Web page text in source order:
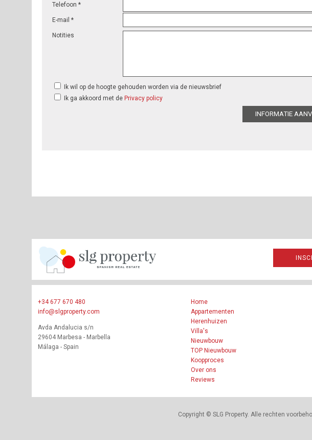
Telefoon *
E-mail *
Notities
Ik wil op de hoogte gehouden worden via de nieuwsbrief
Ik ga akkoord met de Privacy policy
+34 677 670 480
info@slgproperty.com
Avda Andalucia s/n
29604 Marbesa - Marbella
Málaga - Spain
Home
Appartementen
Herenhuizen
Villa's
Nieuwbouw
TOP Nieuwbouw
Koopproces
Over ons
Reviews
Copyright © SLG Property. Alle rechten